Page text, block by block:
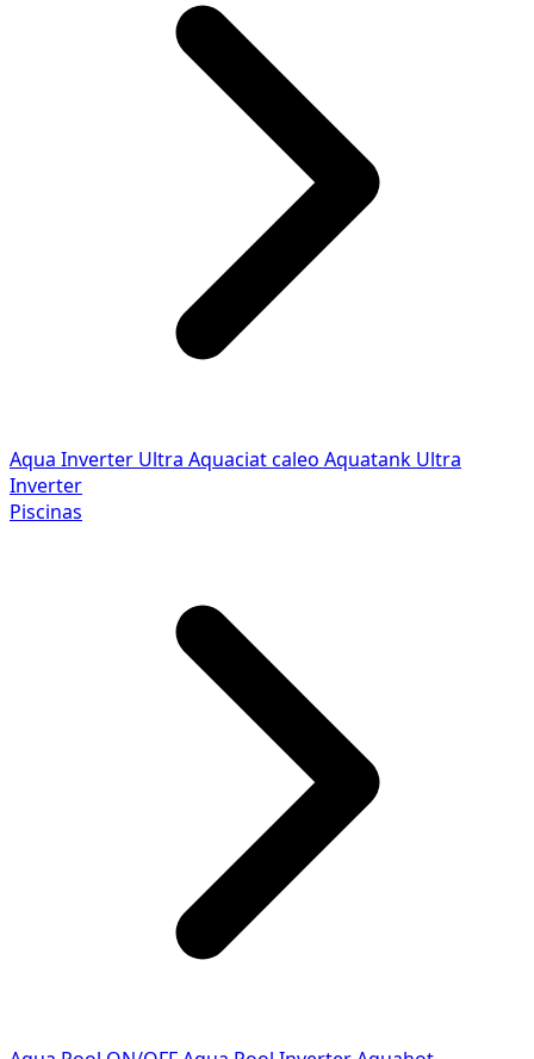
Aqua Inverter Ultra Aquaciat caleo Aquatank Ultra
Inverter
Piscinas